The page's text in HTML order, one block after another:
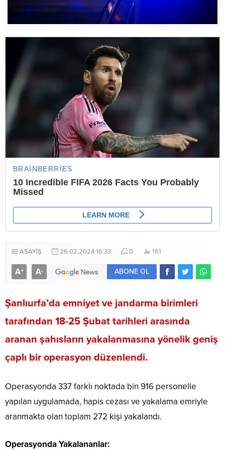
ASAYİŞ 26.02.2024 16:33 0 161
A+ A- ABONE OL
Şanlıurfa’da emniyet ve jandarma birimleri
tarafından 18-25 Şubat tarihleri arasında
aranan şahısların yakalanmasına yönelik geniş
çaplı bir operasyon düzenlendi.
Operasyonda 337 farklı noktada bin 916 personelle
yapılan uygulamada, hapis cezası ve yakalama emriyle
aranmakta olan toplam 272 kişi yakalandı.
Operasyonda Yakalananlar: